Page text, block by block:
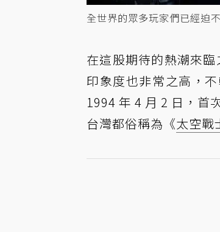
全世界的眾多玩家們已經迫
在這股期待的熱潮來
印象度也非常之高，
1994 年 4 月 2 日，首
台灣都俗稱為《太空戰